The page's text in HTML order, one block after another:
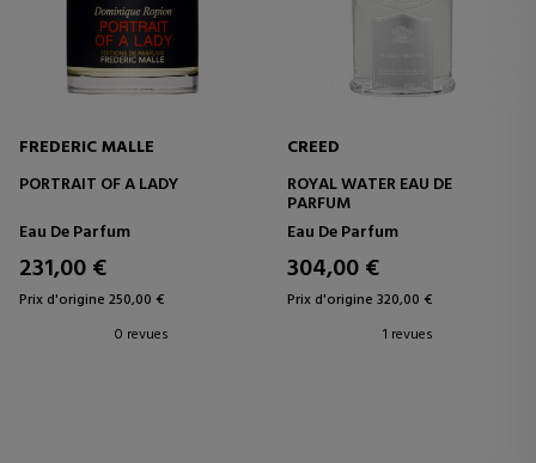
FREDERIC MALLE
PORTRAIT OF A LADY
Eau De Parfum
231,00 €
Prix d'origine 250,00 €
0 revues
CREED
ROYAL WATER EAU DE
PARFUM
Eau De Parfum
304,00 €
Prix d'origine 320,00 €
1 revues